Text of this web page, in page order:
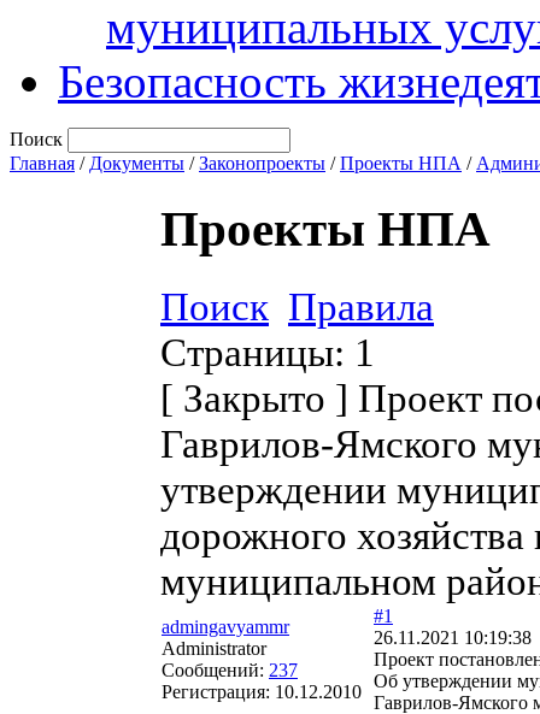
муниципальных
Безопасность
Поиск
Главная / Документы /Законопроекты /Проекты НПА /
Проекты НПА
Поиск Правила
Страницы: 1
[ Закрыто ] Проект
Гаврилов-Ямского
утверждении
дорожного
муниципальном
admingavyammr
Administrator
Сообщений: 237
Регистрация: 10.12.2010
#1
26.11.2021 10:19:38
Проект
Об утверждении
Гаврилов-Ямского